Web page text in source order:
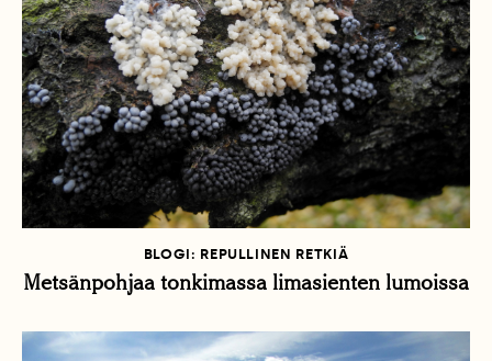
BLOGI: REPULLINEN RETKIÄ
Metsänpohjaa tonkimassa limasienten lumoissa